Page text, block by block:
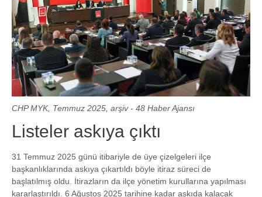
CHP MYK, Temmuz 2025, arşiv - 48 Haber Ajansı
Listeler askıya çıktı
31 Temmuz 2025 günü itibariyle de üye çizelgeleri ilçe
başkanlıklarında askıya çıkartıldı böyle itiraz süreci de
başlatılmış oldu. İtirazların da ilçe yönetim kurullarına yapılması
kararlaştırıldı. 6 Ağustos 2025 tarihine kadar askıda kalacak